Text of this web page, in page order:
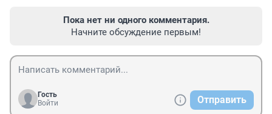
Пока нет ни одного комментария.
Начните обсуждение первым!
Гость
Войти
Отправить